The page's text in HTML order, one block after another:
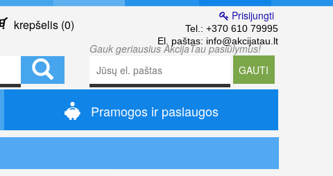
krepšelis (0)
Prisijungti
Tel.: +370 610 79995
El. paštas: info@akcijatau.lt
Gauk geriausius AkcijaTau pasiūlymus!
GAUTI
Pramogos ir paslaugos